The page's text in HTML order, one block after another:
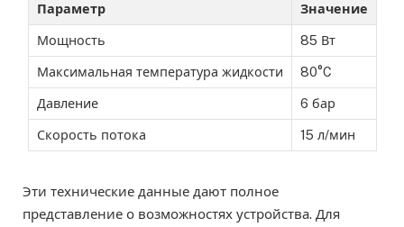
Параметр Значение
Мощность 85 Вт
Максимальная температура жидкости 80°C
Давление 6 бар
Скорость потока 15 л/мин
Эти технические данные дают полное
представление о возможностях устройства. Для